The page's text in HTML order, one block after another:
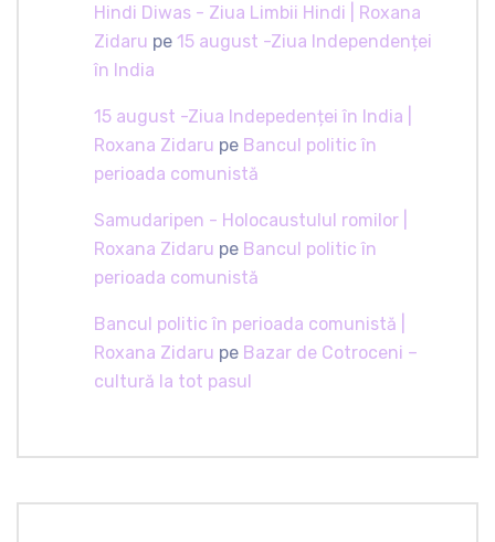
Hindi Diwas - Ziua Limbii Hindi | Roxana
Zidaru pe 15 august -Ziua Independenței
în India
15 august -Ziua Indepedenței în India |
Roxana Zidaru pe Bancul politic în
perioada comunistă
Samudaripen - Holocaustulul romilor |
Roxana Zidaru pe Bancul politic în
perioada comunistă
Bancul politic în perioada comunistă |
Roxana Zidaru pe Bazar de Cotroceni –
cultură la tot pasul